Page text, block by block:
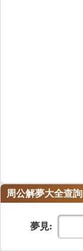
周公解夢大全查詢
夢見: